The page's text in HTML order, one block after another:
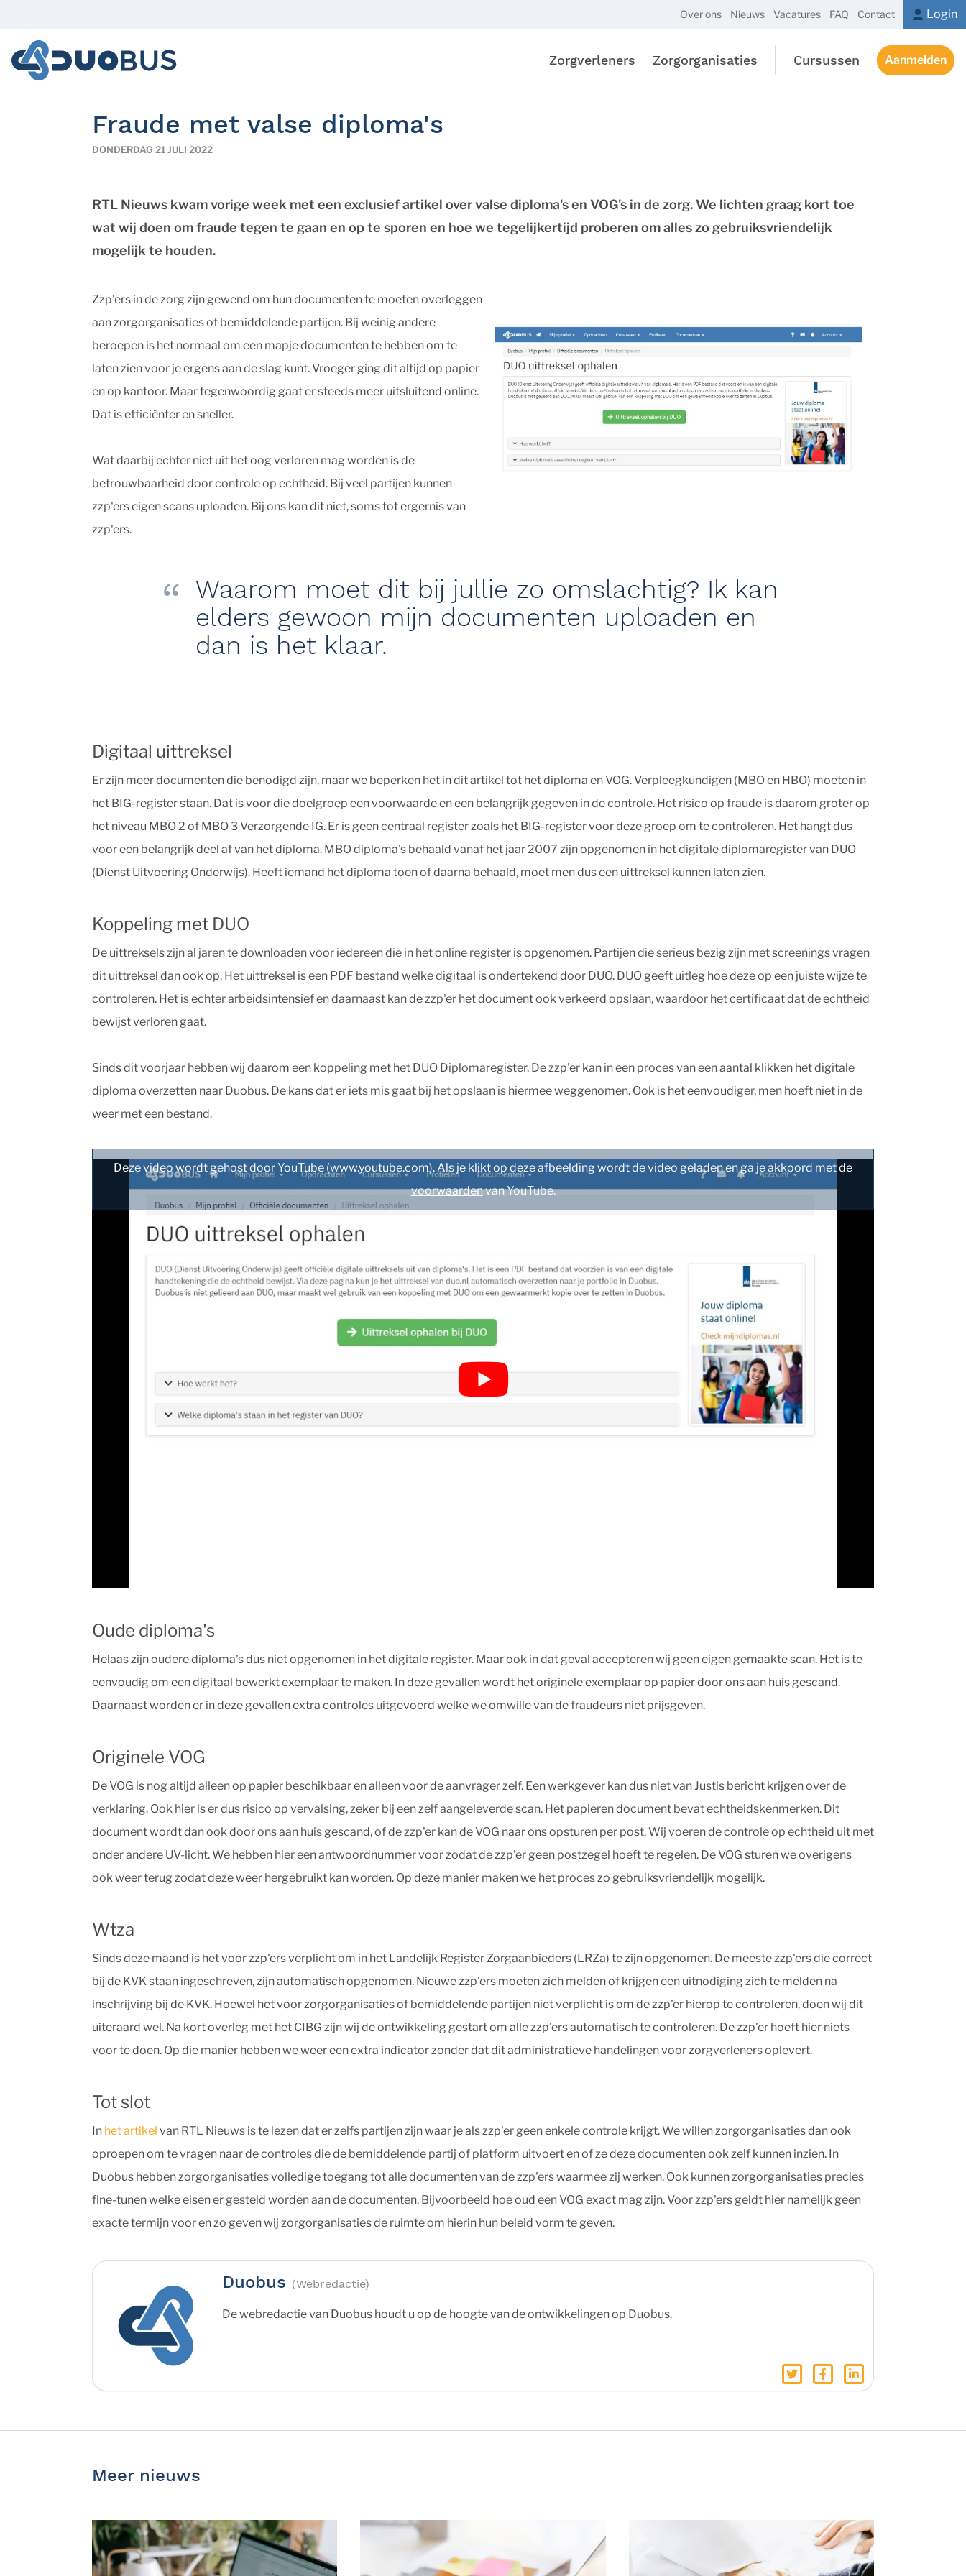
Over ons Nieuws Vacatures FAQ Contact Login
Zorgverleners Zorgorganisaties Cursussen Aanmelden
Fraude met valse diploma's
DONDERDAG 21 JULI 2022
RTL Nieuws kwam vorige week met een exclusief artikel over valse diploma's en VOG's in de zorg. We lichten graag kort toe
wat wij doen om fraude tegen te gaan en op te sporen en hoe we tegelijkertijd proberen om alles zo gebruiksvriendelijk
mogelijk te houden.
Zzp'ers in de zorg zijn gewend om hun documenten te moeten overleggen
aan zorgorganisaties of bemiddelende partijen. Bij weinig andere
beroepen is het normaal om een mapje documenten te hebben om te
laten zien voor je ergens aan de slag kunt. Vroeger ging dit altijd op papier
en op kantoor. Maar tegenwoordig gaat er steeds meer uitsluitend online.
Dat is efficiënter en sneller.
Wat daarbij echter niet uit het oog verloren mag worden is de
betrouwbaarheid door controle op echtheid. Bij veel partijen kunnen
zzp'ers eigen scans uploaden. Bij ons kan dit niet, soms tot ergernis van
zzp'ers.
Waarom moet dit bij jullie zo omslachtig? Ik kan
elders gewoon mijn documenten uploaden en
dan is het klaar.
Digitaal uittreksel
Er zijn meer documenten die benodigd zijn, maar we beperken het in dit artikel tot het diploma en VOG. Verpleegkundigen (MBO en HBO) moeten in
het BIG-register staan. Dat is voor die doelgroep een voorwaarde en een belangrijk gegeven in de controle. Het risico op fraude is daarom groter op
het niveau MBO 2 of MBO 3 Verzorgende IG. Er is geen centraal register zoals het BIG-register voor deze groep om te controleren. Het hangt dus
voor een belangrijk deel af van het diploma. MBO diploma's behaald vanaf het jaar 2007 zijn opgenomen in het digitale diplomaregister van DUO
(Dienst Uitvoering Onderwijs). Heeft iemand het diploma toen of daarna behaald, moet men dus een uittreksel kunnen laten zien.
Koppeling met DUO
De uittreksels zijn al jaren te downloaden voor iedereen die in het online register is opgenomen. Partijen die serieus bezig zijn met screenings vragen
dit uittreksel dan ook op. Het uittreksel is een PDF bestand welke digitaal is ondertekend door DUO. DUO geeft uitleg hoe deze op een juiste wijze te
controleren. Het is echter arbeidsintensief en daarnaast kan de zzp'er het document ook verkeerd opslaan, waardoor het certificaat dat de echtheid
bewijst verloren gaat.
Sinds dit voorjaar hebben wij daarom een koppeling met het DUO Diplomaregister. De zzp'er kan in een proces van een aantal klikken het digitale
diploma overzetten naar Duobus. De kans dat er iets mis gaat bij het opslaan is hiermee weggenomen. Ook is het eenvoudiger, men hoeft niet in de
weer met een bestand.
Deze video wordt gehost door YouTube (www.youtube.com). Als je klikt op deze afbeelding wordt de video geladen en ga je akkoord met de
voorwaardenvan YouTube.
Oude diploma's
Helaas zijn oudere diploma's dus niet opgenomen in het digitale register. Maar ook in dat geval accepteren wij geen eigen gemaakte scan. Het is te
eenvoudig om een digitaal bewerkt exemplaar te maken. In deze gevallen wordt het originele exemplaar op papier door ons aan huis gescand.
Daarnaast worden er in deze gevallen extra controles uitgevoerd welke we omwille van de fraudeurs niet prijsgeven.
Originele VOG
De VOG is nog altijd alleen op papier beschikbaar en alleen voor de aanvrager zelf. Een werkgever kan dus niet van Justis bericht krijgen over de
verklaring. Ook hier is er dus risico op vervalsing, zeker bij een zelf aangeleverde scan. Het papieren document bevat echtheidskenmerken. Dit
document wordt dan ook door ons aan huis gescand, of de zzp'er kan de VOG naar ons opsturen per post. Wij voeren de controle op echtheid uit met
onder andere UV-licht. We hebben hier een antwoordnummer voor zodat de zzp'er geen postzegel hoeft te regelen. De VOG sturen we overigens
ook weer terug zodat deze weer hergebruikt kan worden. Op deze manier maken we het proces zo gebruiksvriendelijk mogelijk.
Wtza
Sinds deze maand is het voor zzp'ers verplicht om in het Landelijk Register Zorgaanbieders (LRZa) te zijn opgenomen. De meeste zzp'ers die correct
bij de KVK staan ingeschreven, zijn automatisch opgenomen. Nieuwe zzp'ers moeten zich melden of krijgen een uitnodiging zich te melden na
inschrijving bij de KVK. Hoewel het voor zorgorganisaties of bemiddelende partijen niet verplicht is om de zzp'er hierop te controleren, doen wij dit
uiteraard wel. Na kort overleg met het CIBG zijn wij de ontwikkeling gestart om alle zzp'ers automatisch te controleren. De zzp'er hoeft hier niets
voor te doen. Op die manier hebben we weer een extra indicator zonder dat dit administratieve handelingen voor zorgverleners oplevert.
Tot slot
In het artikel van RTL Nieuws is te lezen dat er zelfs partijen zijn waar je als zzp'er geen enkele controle krijgt. We willen zorgorganisaties dan ook
oproepen om te vragen naar de controles die de bemiddelende partij of platform uitvoert en of ze deze documenten ook zelf kunnen inzien. In
Duobus hebben zorgorganisaties volledige toegang tot alle documenten van de zzp'ers waarmee zij werken. Ook kunnen zorgorganisaties precies
fine-tunen welke eisen er gesteld worden aan de documenten. Bijvoorbeeld hoe oud een VOG exact mag zijn. Voor zzp'ers geldt hier namelijk geen
exacte termijn voor en zo geven wij zorgorganisaties de ruimte om hierin hun beleid vorm te geven.
Duobus (Webredactie)
De webredactie van Duobus houdt u op de hoogte van de ontwikkelingen op Duobus.
Meer nieuws